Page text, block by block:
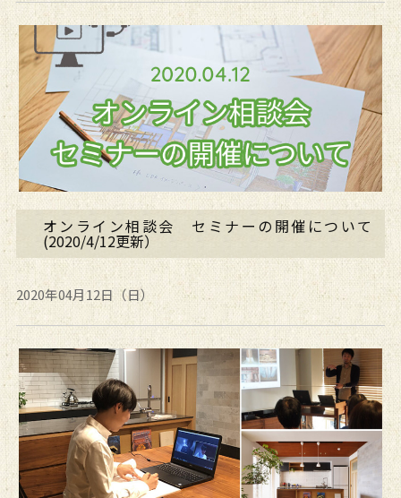
オンライン相談会 セミナーの開催について
(2020/4/12更新）
2020年04月12日（日）